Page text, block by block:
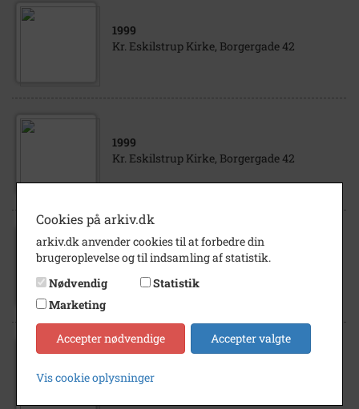
1999
Kr. Eskilstrup Kirke, Borgergade 42
1999
Kr. Eskilstrup Kirke, Borgergade 42
1999
Kr. Eskilstrup Kirke og Alderdomshjemmet.
Cookies på arkiv.dk
arkiv.dk anvender cookies til at forbedre din
brugeroplevelse og til indsamling af statistik.
Nødvendig
Statistik
Marketing
Accepter nødvendige Accepter valgte
Vis cookie oplysninger